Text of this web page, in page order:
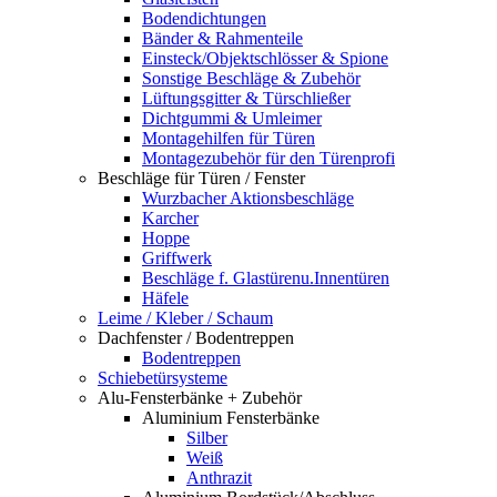
Bodendichtungen
Bänder & Rahmenteile
Einsteck/Objektschlösser & Spione
Sonstige Beschläge & Zubehör
Lüftungsgitter & Türschließer
Dichtgummi & Umleimer
Montagehilfen für Türen
Montagezubehör für den Türenprofi
Beschläge für Türen / Fenster
Wurzbacher Aktionsbeschläge
Karcher
Hoppe
Griffwerk
Beschläge f. Glastürenu.Innentüren
Häfele
Leime / Kleber / Schaum
Dachfenster / Bodentreppen
Bodentreppen
Schiebetürsysteme
Alu-Fensterbänke + Zubehör
Aluminium Fensterbänke
Silber
Weiß
Anthrazit